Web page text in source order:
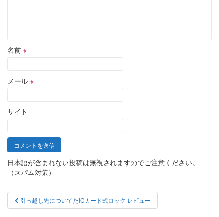
名前 ※
メール ※
サイト
日本語が含まれない投稿は無視されますのでご注意ください。
（スパム対策）
投引っ越し先についてたICカード式ロック レビュー